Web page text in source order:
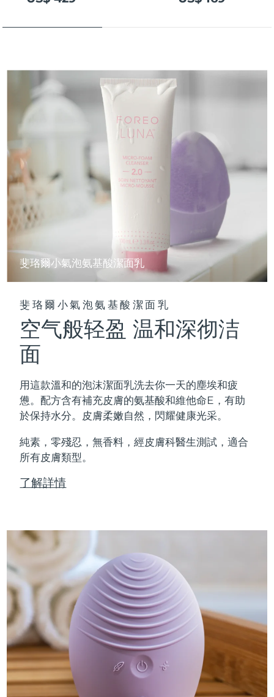
斐珞爾小氣泡氨基酸潔面乳
斐珞爾小氣泡氨基酸潔面乳
空气般轻盈 温和深彻洁
面
用這款溫和的泡沫潔面乳洗去你一天的塵埃和疲
憊。配方含有補充皮膚的氨基酸和維他命E，有助
於保持水分。皮膚柔嫩自然，閃耀健康光采。
純素，零殘忍，無香料，經皮膚科醫生測試，適合
所有皮膚類型。
了解詳情